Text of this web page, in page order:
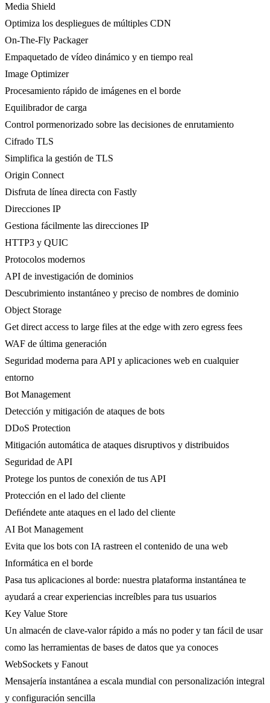
Media Shield
Optimiza los despliegues de múltiples CDN
On-The-Fly Packager
Empaquetado de vídeo dinámico y en tiempo real
Image Optimizer
Procesamiento rápido de imágenes en el borde
Equilibrador de carga
Control pormenorizado sobre las decisiones de enrutamiento
Cifrado TLS
Simplifica la gestión de TLS
Origin Connect
Disfruta de línea directa con Fastly
Direcciones IP
Gestiona fácilmente las direcciones IP
HTTP3 y QUIC
Protocolos modernos
API de investigación de dominios
Descubrimiento instantáneo y preciso de nombres de dominio
Object Storage
Get direct access to large files at the edge with zero egress fees
WAF de última generación
Seguridad moderna para API y aplicaciones web en cualquier
entorno
Bot Management
Detección y mitigación de ataques de bots
DDoS Protection
Mitigación automática de ataques disruptivos y distribuidos
Seguridad de API
Protege los puntos de conexión de tus API
Protección en el lado del cliente
Defiéndete ante ataques en el lado del cliente
AI Bot Management
Evita que los bots con IA rastreen el contenido de una web
Informática en el borde
Pasa tus aplicaciones al borde: nuestra plataforma instantánea te
ayudará a crear experiencias increíbles para tus usuarios
Key Value Store
Un almacén de clave-valor rápido a más no poder y tan fácil de usar
como las herramientas de bases de datos que ya conoces
WebSockets y Fanout
Mensajería instantánea a escala mundial con personalización integral
y configuración sencilla